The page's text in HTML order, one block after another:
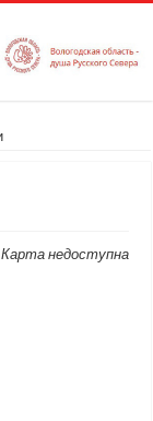
Карта недоступна